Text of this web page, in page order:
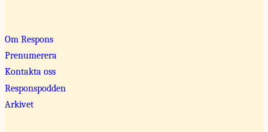
Om Respons
Prenumerera
Kontakta oss
Responspodden
Arkivet